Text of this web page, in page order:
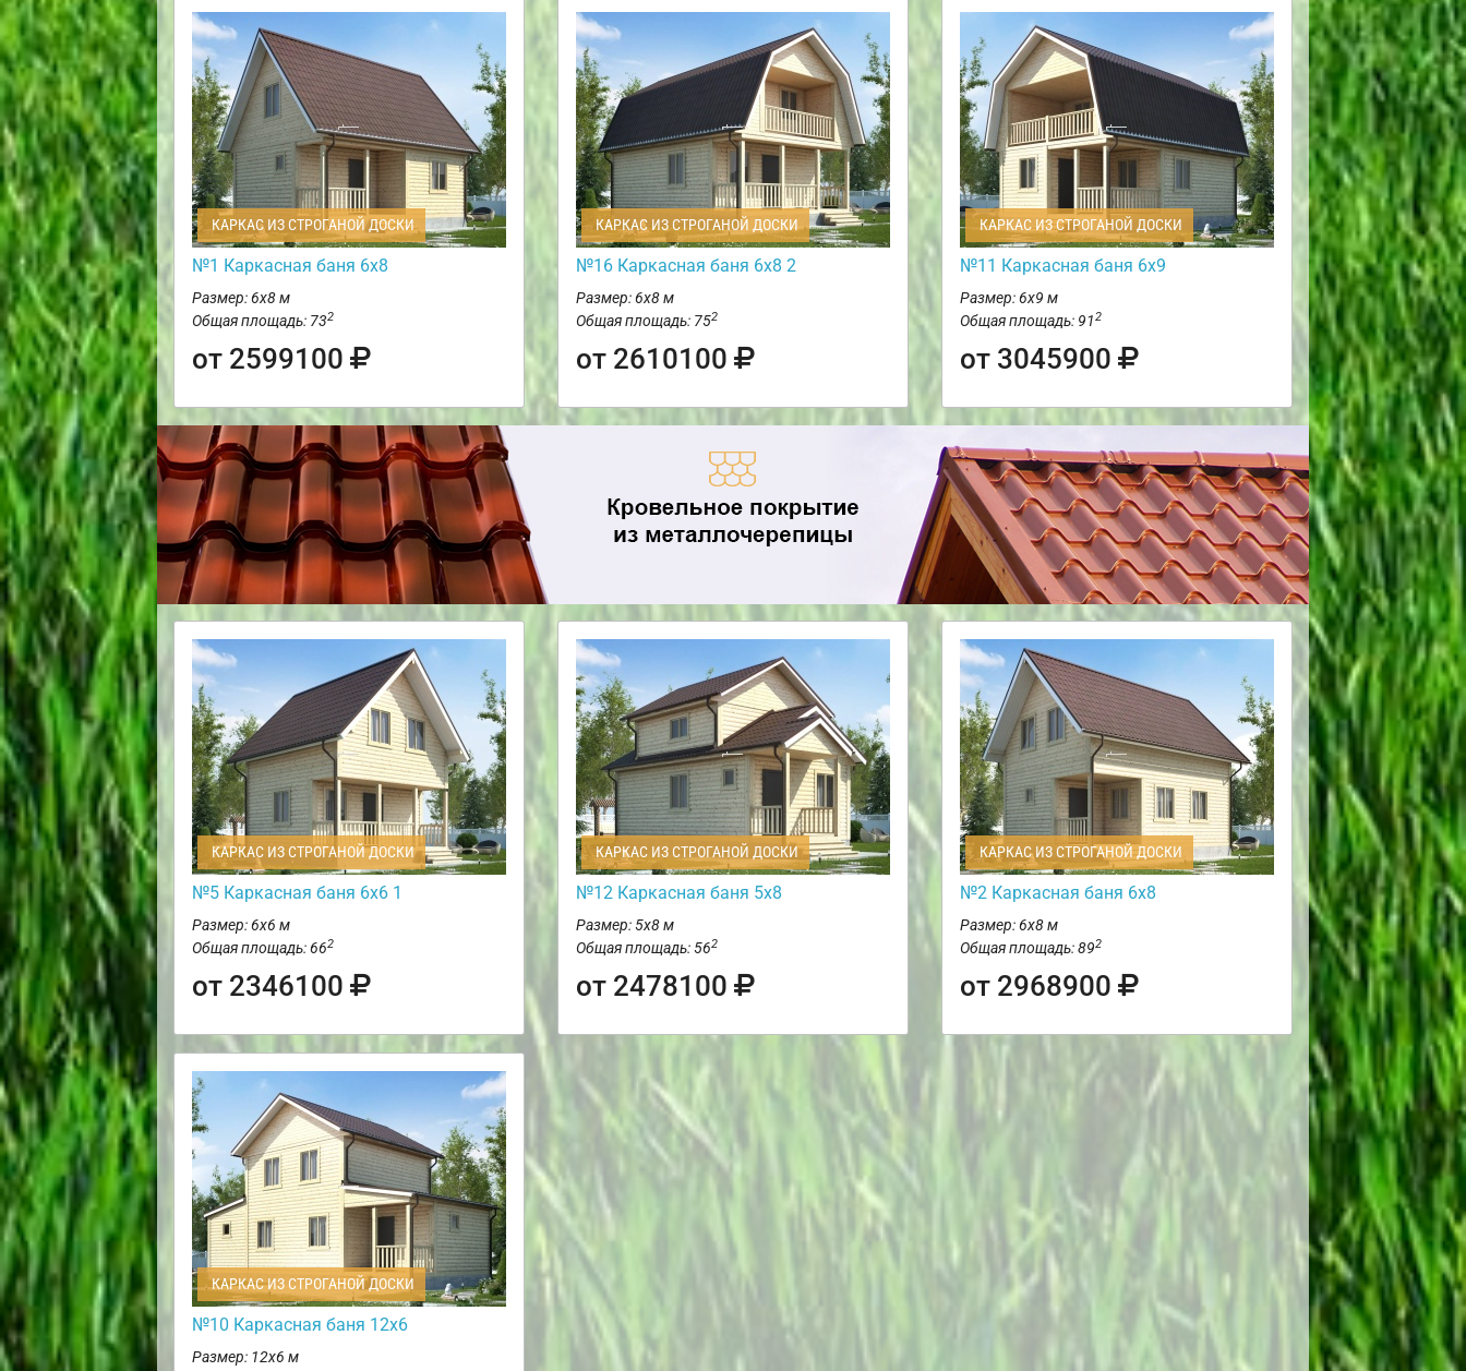
КАРКАС ИЗ СТРОГАНОЙ ДОСКИ
№1 Каркасная баня 6х8
Размер: 6х8 м
Общая площадь: 732
от 2599100
КАРКАС ИЗ СТРОГАНОЙ ДОСКИ
№16 Каркасная баня 6х8 2
Размер: 6х8 м
Общая площадь: 752
от 2610100
КАРКАС ИЗ СТРОГАНОЙ ДОСКИ
№11 Каркасная баня 6х9
Размер: 6х9 м
Общая площадь: 912
от 3045900
КАРКАС ИЗ СТРОГАНОЙ ДОСКИ
№5 Каркасная баня 6х6 1
Размер: 6х6 м
Общая площадь: 662
от 2346100
КАРКАС ИЗ СТРОГАНОЙ ДОСКИ
№12 Каркасная баня 5х8
Размер: 5х8 м
Общая площадь: 562
от 2478100
КАРКАС ИЗ СТРОГАНОЙ ДОСКИ
№2 Каркасная баня 6х8
Размер: 6х8 м
Общая площадь: 892
от 2968900
КАРКАС ИЗ СТРОГАНОЙ ДОСКИ
№10 Каркасная баня 12х6
Размер: 12х6 м